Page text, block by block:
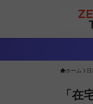
ホーム
「在